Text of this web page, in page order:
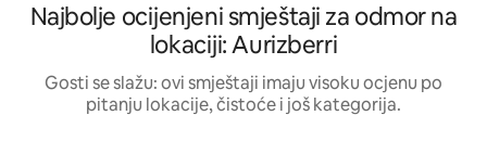
Najbolje ocijenjeni smještaji za odmor na
lokaciji: Aurizberri
Gosti se slažu: ovi smještaji imaju visoku ocjenu po
pitanju lokacije, čistoće i još kategorija.